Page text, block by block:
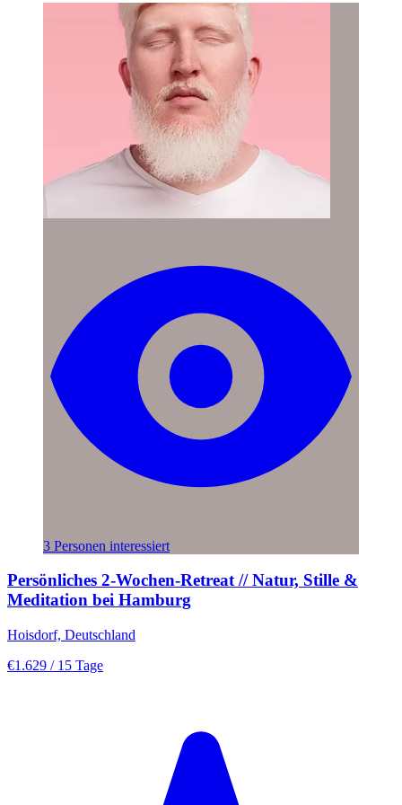
3 Personen interessiert
Persönliches 2-Wochen-Retreat // Natur, Stille &
Meditation bei Hamburg
Hoisdorf, Deutschland
€1.629 / 15 Tage